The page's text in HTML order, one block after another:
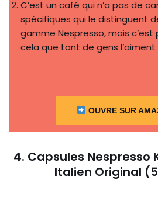
C’est un café qui n’a pas de
spécifiques qui le distinguent
gamme Nespresso, mais
cela que tant de gens l’aiment
OUVRE SUR
4. Capsules Nespresso
Italien Original